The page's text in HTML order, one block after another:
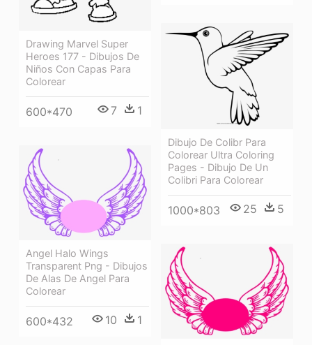
Drawing Marvel Super
Heroes 177 - Dibujos De
Niños Con Capas Para
Colorear
600*470 7 1
Dibujo De Colibr Para
Colorear Ultra Coloring
Pages - Dibujo De Un
Colibri Para Colorear
1000*803 25 5
Angel Halo Wings
Transparent Png - Dibujos
De Alas De Angel Para
Colorear
600*432 10 1